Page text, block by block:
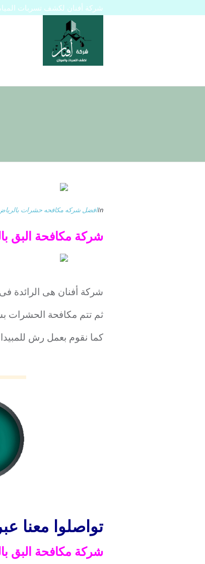
شركة أفنان لكشف تسربات المياه
Inافضل شركه مكافحه حشرات
شركة مكافحة البق
شركة أفنان هى الرائدة
ثم تتم مكافحة الحشرات
كما نقوم بعمل رش
تواصلوا معنا عبر جوال
شركة مكافحة البق